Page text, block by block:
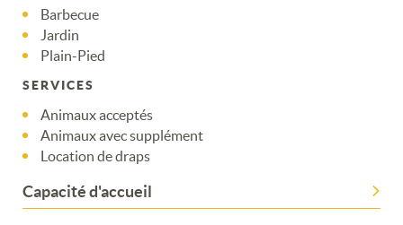
Barbecue
Jardin
Plain-Pied
SERVICES
Animaux acceptés
Animaux avec supplément
Location de draps
Capacité d'accueil